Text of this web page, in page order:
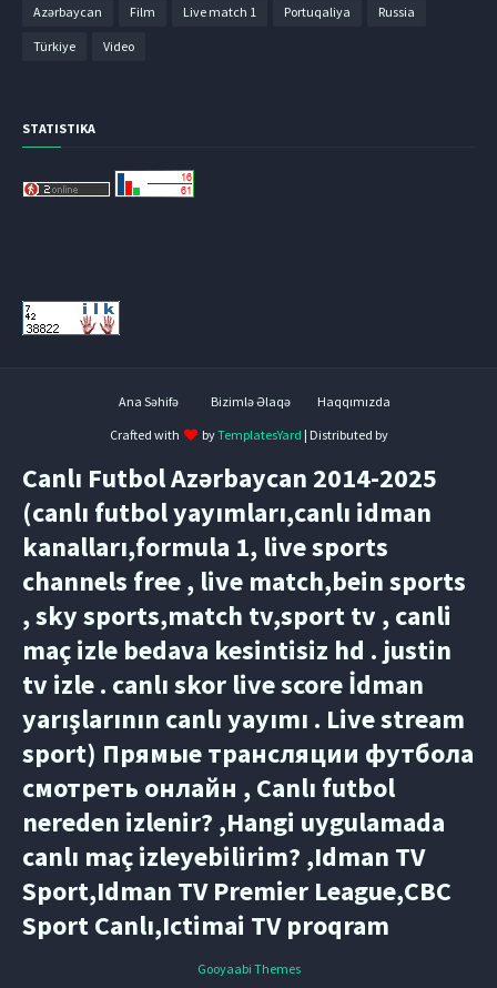
Azərbaycan Film Live match 1 Portuqaliya Russia
Türkiye Video
STATISTIKA
Ana Səhifə Bizimlə Əlaqə
Haqqımızda
Crafted with
byTemplatesYard | Distributed by
Canlı Futbol Azərbaycan 2014-2025
(canlı futbol yayımları,canlı idman
kanalları,formula 1, live sports
channels free , live match,bein sports
, sky sports,match tv,sport tv , canli
maç izle bedava kesintisiz hd . justin
tv izle . canlı skor live score İdman
yarışlarının canlı yayımı . Live stream
sport) Прямые трансляции футбола
смотреть онлайн , Canlı futbol
nereden izlenir? ,Hangi uygulamada
canlı maç izleyebilirim? ,Idman TV
Sport,Idman TV Premier League,CBC
Sport Canlı,Ictimai TV proqram
Gooyaabi Themes